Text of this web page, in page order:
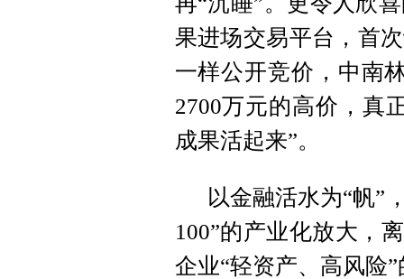
果进场交易平台，首
一样公开竞价，中南
2700万元的高价，真
成果活起来”。
以金融活水为“帆”
100”的产业化放大，
企业“轻资产、高风险